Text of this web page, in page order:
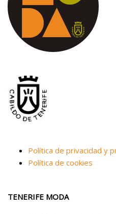
Política de privacidad y
Política de cookies
TENERIFE MODA